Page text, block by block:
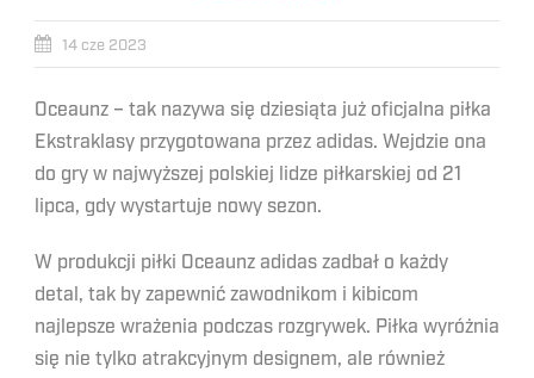
14 cze 2023
Oceaunz – tak nazywa się dziesiąta już oficjalna piłka
Ekstraklasy przygotowana przez adidas. Wejdzie ona
do gry w najwyższej polskiej lidze piłkarskiej od 21
lipca, gdy wystartuje nowy sezon.
W produkcji piłki Oceaunz adidas zadbał o każdy
detal, tak by zapewnić zawodnikom i kibicom
najlepsze wrażenia podczas rozgrywek. Piłka wyróżnia
się nie tylko atrakcyjnym designem, ale również